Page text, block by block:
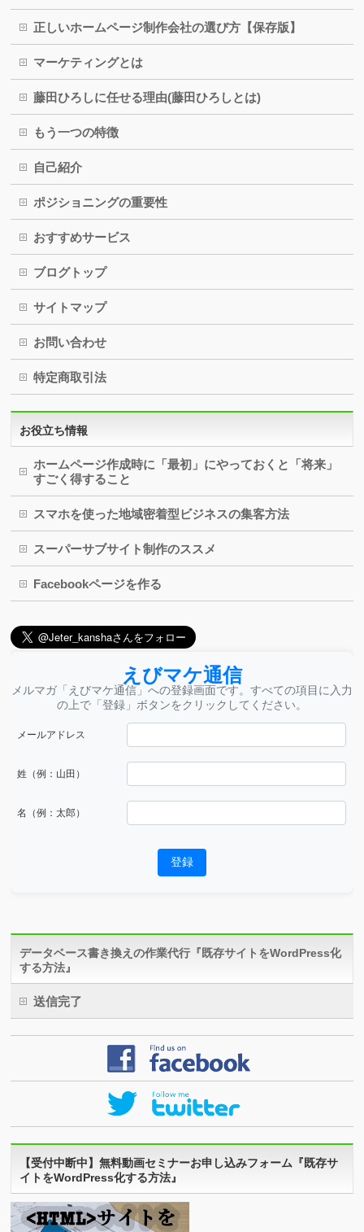
正しいホームページ制作会社の選び方【保存版】
マーケティングとは
藤田ひろしに任せる理由(藤田ひろしとは)
もう一つの特徴
自己紹介
ポジショニングの重要性
おすすめサービス
ブログトップ
サイトマップ
お問い合わせ
特定商取引法
お役立ち情報
ホームページ作成時に「最初」にやっておくと「将来」
すごく得すること
スマホを使った地域密着型ビジネスの集客方法
スーパーサブサイト制作のススメ
Facebookページを作る
えびマケ通信
メルマガ「えびマケ通信」への登録画面です。すべての項目に入力
の上で「登録」ボタンをクリックしてください。
メールアドレス
姓（例：山田）
名（例：太郎）
登録
データベース書き換えの作業代行『既存サイトをWordPress化
する方法』
送信完了
【受付中断中】無料動画セミナーお申し込みフォーム『既存サ
イトをWordPress化する方法』